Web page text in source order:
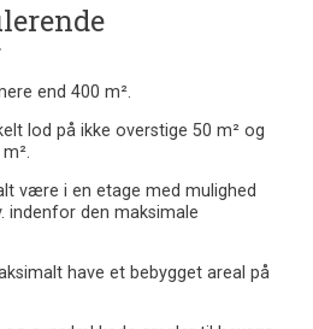
end 400 m².
lod på ikke overstige 50 m² og
være i en etage med mulighed
indenfor den maksimale
have et bebygget areal på